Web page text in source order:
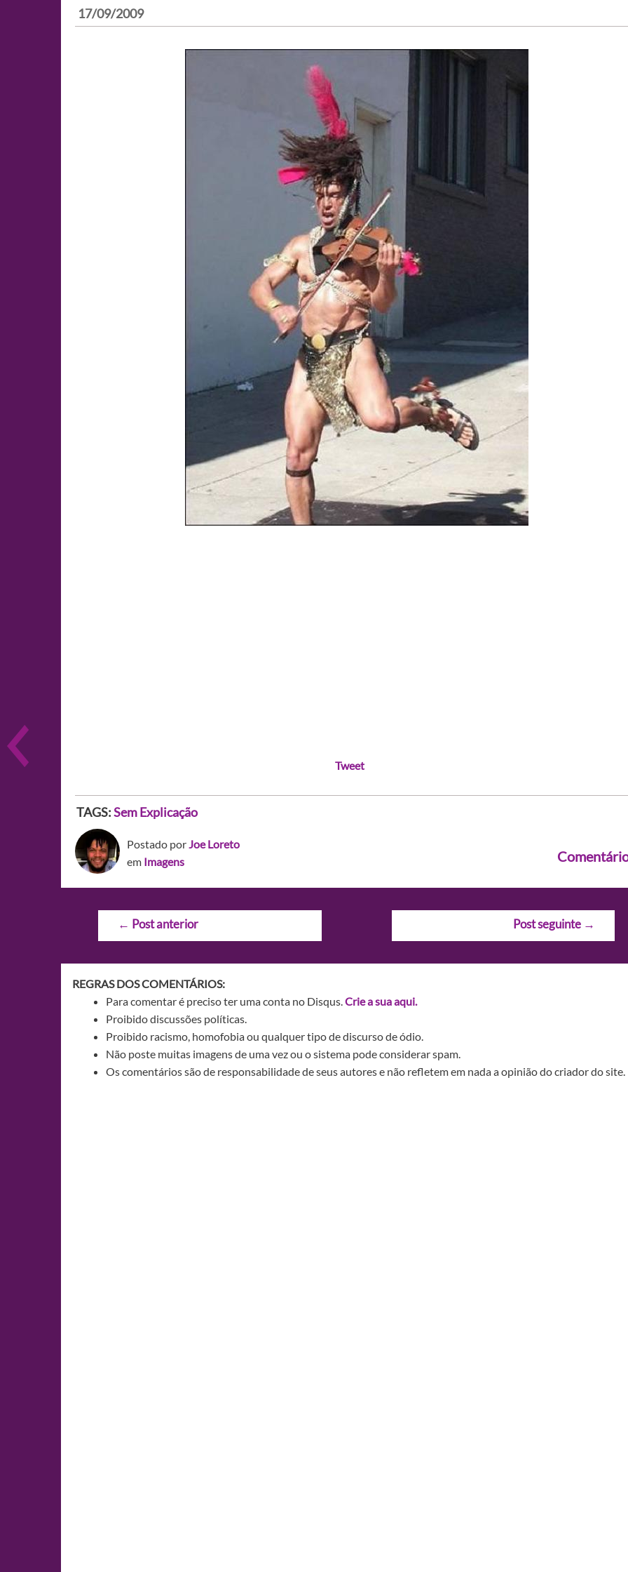
17/09/2009
Tweet
TAGS:Sem Explicação
Postado porJoe Loreto
em Imagens
Navegação
← Post anterior Post seguinte →
REGRAS DOS COMENTÁRIOS:
Para comentar é preciso ter uma conta no Disqus.Crie a sua aqui.
Proibido discussões políticas.
Proibido racismo, homofobia ou qualquer tipo de discurso de ódio.
Não poste muitas imagens de uma vez ou o sistema pode considerar spam.
Os comentários são de responsabilidade de seus autores e não refletem em nada a opinião do criador do site.